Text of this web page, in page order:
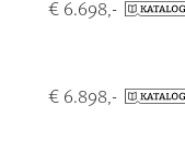
€ 6.698,-
€ 6.898,-